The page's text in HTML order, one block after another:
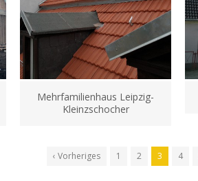
Mehrfamilienhaus Leipzig-
Kleinzschocher
‹ Vorheriges 1 2 3 4